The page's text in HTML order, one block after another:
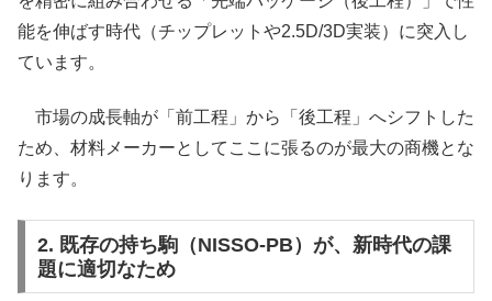
能を伸ばす時代（チップレットや2.5D/3D実装）に突入し
ています。
市場の成長軸が「前工程」から「後工程」へシフトした
ため、材料メーカーとしてここに張るのが最大の商機とな
ります。
2. 既存の持ち駒（NISSO-PB）が、新時代の課
題に適切なため